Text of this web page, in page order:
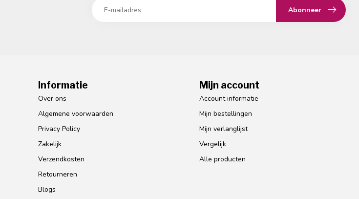
Abonneer
Informatie
Over ons
Algemene voorwaarden
Privacy Policy
Zakelijk
Verzendkosten
Retourneren
Blogs
Mijn account
Account informatie
Mijn bestellingen
Mijn verlanglijst
Vergelijk
Alle producten